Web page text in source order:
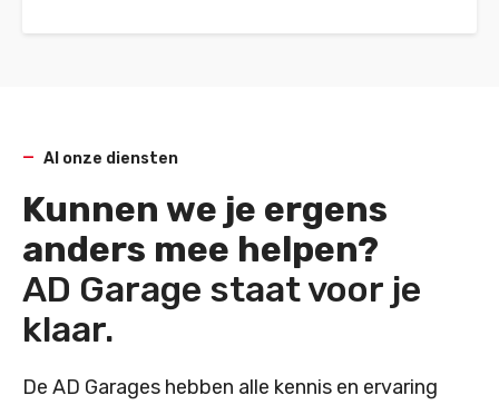
Al onze diensten
Kunnen we je ergens
anders mee helpen?
AD Garage staat voor je
klaar.
De AD Garages hebben alle kennis en ervaring